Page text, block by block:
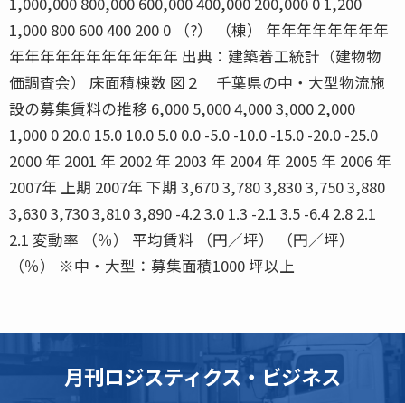
1,000 800 600 400 200 0 （?） （棟） 年年年年年年年年
年年年年年年年年年年年 出典：建築着工統計（建物物
価調査会） 床面積棟数 図２ 千葉県の中・大型物流施
設の募集賃料の推移 6,000 5,000 4,000 3,000 2,000
1,000 0 20.0 15.0 10.0 5.0 0.0 -5.0 -10.0 -15.0 -20.0 -25.0
2000 年 2001 年 2002 年 2003 年 2004 年 2005 年 2006 年
2007年 上期 2007年 下期 3,670 3,780 3,830 3,750 3,880
3,630 3,730 3,810 3,890 -4.2 3.0 1.3 -2.1 3.5 -6.4 2.8 2.1
2.1 変動率 （％） 平均賃料 （円／坪） （円／坪）
（％） ※中・大型：募集面積1000 坪以上
月刊ロジスティクス・ビジネス